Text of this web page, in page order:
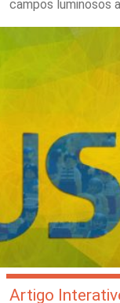
campos luminosos
Artigo